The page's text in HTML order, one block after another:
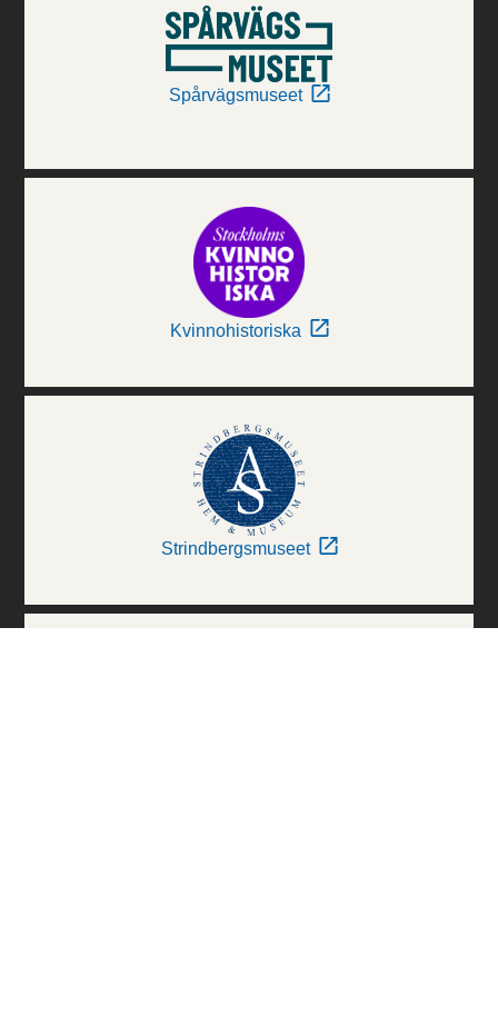
Spårvägsmuseet
Kvinnohistoriska
Strindbergsmuseet